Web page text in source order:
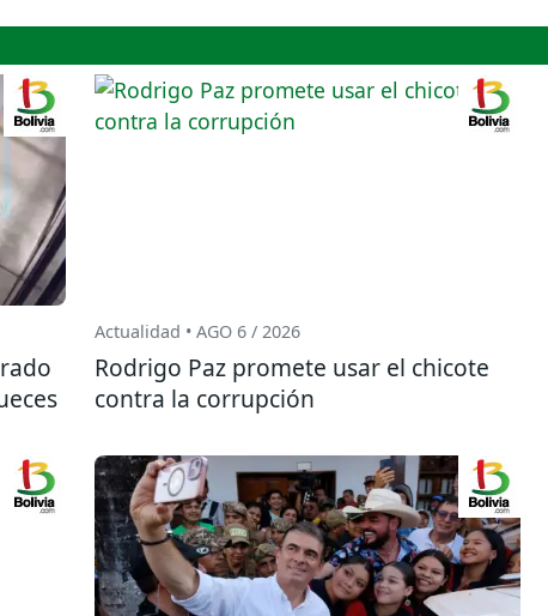
Actualidad • AGO 6 / 2026
Rodrigo Paz promete usar el chicote
contra la corrupción